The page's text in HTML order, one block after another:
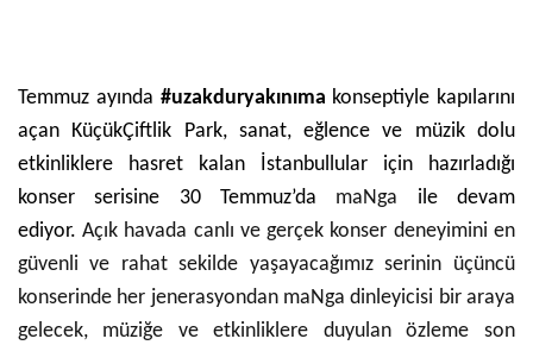
Temmuz ayında #uzakduryakınıma konseptiyle kapılarını
açan KüçükÇiftlik Park, sanat, eğlence ve müzik dolu
etkinliklere hasret kalan İstanbullular için hazırladığı
konser serisine 30 Temmuz’da maNga ile devam
ediyor.Açık havada canlı ve gerçek konser deneyimini en
güvenli ve rahat sekilde yaşayacağımız serinin üçüncü
konserinde her jenerasyondan maNga dinleyicisi bir araya
gelecek, müziğe ve etkinliklere duyulan özleme son